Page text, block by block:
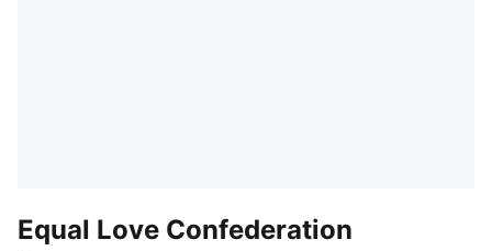
Equal Love Confederation